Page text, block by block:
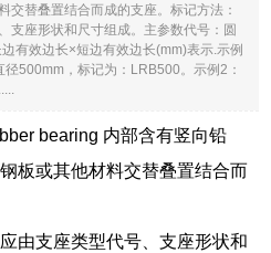
交替叠置结合而成的支座。标记方法：
支座形状和尺寸组成。主参数代号：圆
有效边长×短边有效边长(mm)表示.示例
500mm，标记为：LRB500。示例2：
bearing 内部含有竖向铅
板或其他材料交替叠置结合而
由支座类型代号、支座形状和